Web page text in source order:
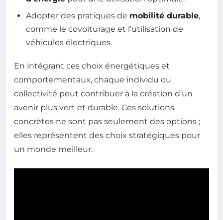
Adopter des pratiques de mobilité durable,
comme le covoiturage et l’utilisation de
véhicules électriques.
En intégrant ces choix énergétiques et
comportementaux, chaque individu ou
collectivité peut contribuer à la création d’un
avenir plus vert et durable. Ces solutions
concrètes ne sont pas seulement des options ;
elles représentent des choix stratégiques pour
un monde meilleur.